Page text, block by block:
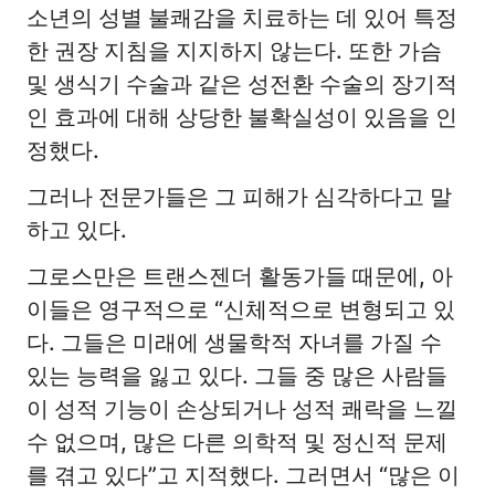
소년의 성별 불쾌감을 치료하는 데 있어 특정
한 권장 지침을 지지하지 않는다. 또한 가슴
및 생식기 수술과 같은 성전환 수술의 장기적
인 효과에 대해 상당한 불확실성이 있음을 인
정했다.
그러나 전문가들은 그 피해가 심각하다고 말
하고 있다.
그로스만은 트랜스젠더 활동가들 때문에, 아
이들은 영구적으로 “신체적으로 변형되고 있
다. 그들은 미래에 생물학적 자녀를 가질 수
있는 능력을 잃고 있다. 그들 중 많은 사람들
이 성적 기능이 손상되거나 성적 쾌락을 느낄
수 없으며, 많은 다른 의학적 및 정신적 문제
를 겪고 있다”고 지적했다. 그러면서 “많은 이